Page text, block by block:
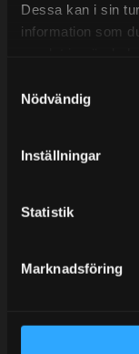
Dessa kan i sin
information som
Nödvändig
Inställningar
Statistik
Marknadsföring
KUNSKAPSCENTER